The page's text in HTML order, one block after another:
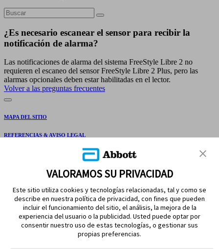
¿Es necesario escanear el sensor para recibir la
notificación de alarma?
Las notificaciones de alarma del sistema FreeStyle Libre 2 no
requieren el escaneo del sensor FreeStyle Libre 2 Plus, pero las
alarmas opcionales deben estar habilitadas en el lector.
Volver a las preguntas frecuentes
MAPA DEL SITIO
REFERENCIAS & AVISO LEGAL
VALORAMOS SU PRIVACIDAD
Este sitio utiliza cookies y tecnologías relacionadas, tal y como se
describe en nuestra política de privacidad, con fines que pueden
incluir el funcionamiento del sitio, el análisis, la mejora de la
experiencia del usuario o la publicidad. Usted puede optar por
consentir nuestro uso de estas tecnologías, o gestionar sus
propias preferencias.